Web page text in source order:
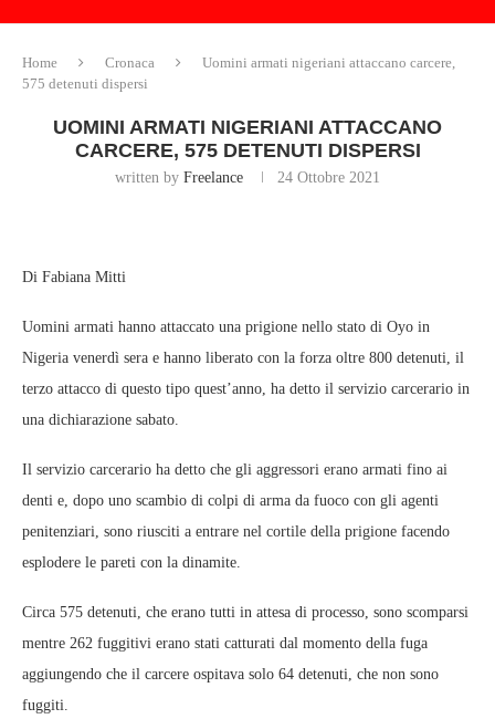
Home Cronaca
Uomini armati nigeriani attaccano carcere,
575 detenuti dispersi
UOMINI ARMATI NIGERIANI ATTACCANO
CARCERE, 575 DETENUTI DISPERSI
written by Freelance 24 Ottobre 2021
Di Fabiana Mitti
Uomini armati hanno attaccato una prigione nello stato di Oyo in
Nigeria venerdì sera e hanno liberato con la forza oltre 800 detenuti, il
terzo attacco di questo tipo quest’anno, ha detto il servizio carcerario in
una dichiarazione sabato.
Il servizio carcerario ha detto che gli aggressori erano armati fino ai
denti e, dopo uno scambio di colpi di arma da fuoco con gli agenti
penitenziari, sono riusciti a entrare nel cortile della prigione facendo
esplodere le pareti con la dinamite.
Circa 575 detenuti, che erano tutti in attesa di processo, sono scomparsi
mentre 262 fuggitivi erano stati catturati dal momento della fuga
aggiungendo che il carcere ospitava solo 64 detenuti, che non sono
fuggiti.